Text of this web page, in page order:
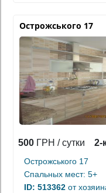
Острожського 17
500 ГРН / сутки 2-
Острожського 17
Спальных мест: 5+
ID: 513362 от